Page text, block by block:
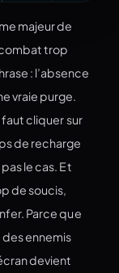
majeur de
trop
: l’absence
vraie purge.
faut cliquer sur
de recharge
le cas. Et
de soucis,
Parce que
ennemis
devient